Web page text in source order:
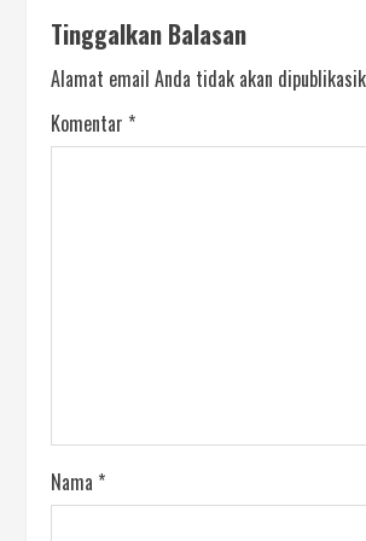
Tinggalkan Balasan
Alamat email Anda tidak akan
Komentar *
Nama *